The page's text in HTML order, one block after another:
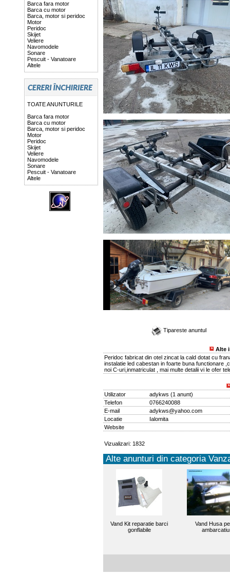
Barca fara motor
Barca cu motor
Barca, motor si peridoc
Motor
Peridoc
Skijet
Veliere
Navomodele
Sonare
Pescuit - Vanatoare
Altele
TOATE ANUNTURILE
Barca fara motor
Barca cu motor
Barca, motor si peridoc
Motor
Peridoc
Skijet
Veliere
Navomodele
Sonare
Pescuit - Vanatoare
Altele
Tipareste anuntul
Alte
Peridoc fabricat din otel zincat la cald dotat cu
instalatie led cabestan in foarte buna functionare
noi C-uri,inmatriculat , mai multe detalii vi le ofer
Utilizator adykws (1 anunt)
Telefon
0766240088
E-mail
adykws@yahoo.com
Locatie
Ialomita
Website
Vizualizari: 1832
Alte anunturi din categoria
Vand Kit reparatie barci
gonflabile
Vand Husa